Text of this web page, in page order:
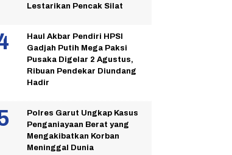
Lestarikan Pencak Silat
Haul Akbar Pendiri HPSI
Gadjah Putih Mega Paksi
Pusaka Digelar 2 Agustus,
Ribuan Pendekar Diundang
Hadir
Polres Garut Ungkap Kasus
Penganiayaan Berat yang
Mengakibatkan Korban
Meninggal Dunia